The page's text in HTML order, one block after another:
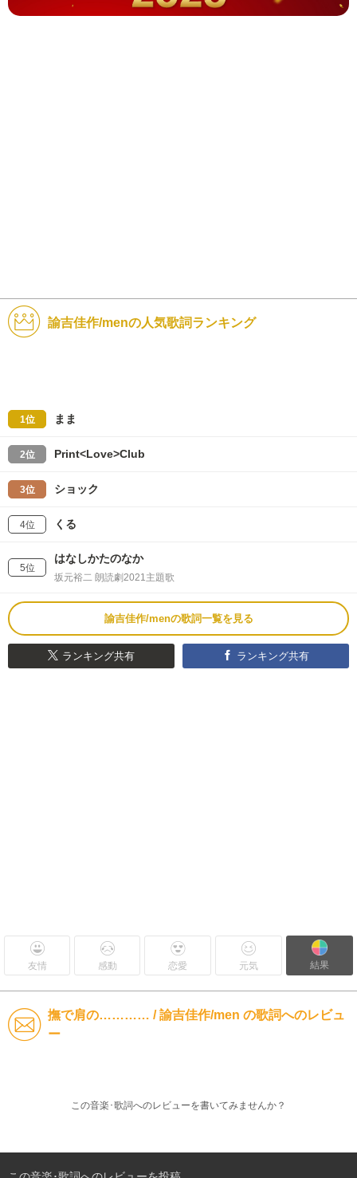
諭吉佳作/menの人気歌詞ランキング
1位 まま
2位 Print<Love>Club
3位 ショック
4位 くる
5位
はなしかたのなか
坂元裕二 朗読劇2021主題歌
諭吉佳作/menの歌詞一覧を見る
ランキング共有 ランキング共有
友情 感動 恋愛 元気 結果
撫で肩の………… / 諭吉佳作/men の歌詞へのレビュ
ー
この音楽･歌詞へのレビューを書いてみませんか？